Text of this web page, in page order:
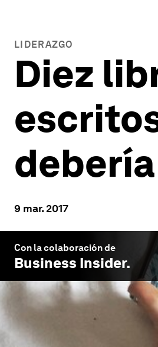
LIDERAZGO
Diez
9 mar. 2017
Con la colaboración de
Business Insider.